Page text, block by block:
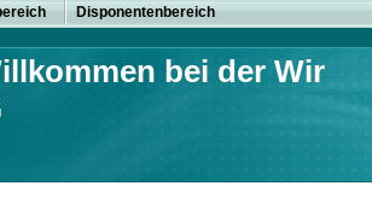
Disponentenbereich
bei der Wir